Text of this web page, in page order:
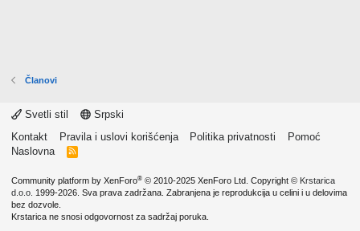
Članovi
Svetli stil
Srpski
Kontakt
Pravila i uslovi korišćenja Politika privatnosti
Pomoć
Naslovna
R
Community platform by XenForo® © 2010-2025 XenForo Ltd. Copyright © Krstarica
d.o.o. 1999-2026. Sva prava zadržana. Zabranjena je reprodukcija u celini i u delovima
bez dozvole.
Krstarica ne snosi odgovornost za sadržaj poruka.